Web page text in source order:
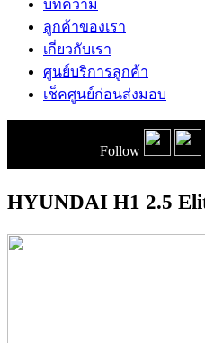
บทความ
ลูกค้าของเรา
เกี่ยวกับเรา
ศูนย์บริการลูกค้า
เช็คศูนย์ก่อนส่งมอบ
Follow
HYUNDAI H1 2.5